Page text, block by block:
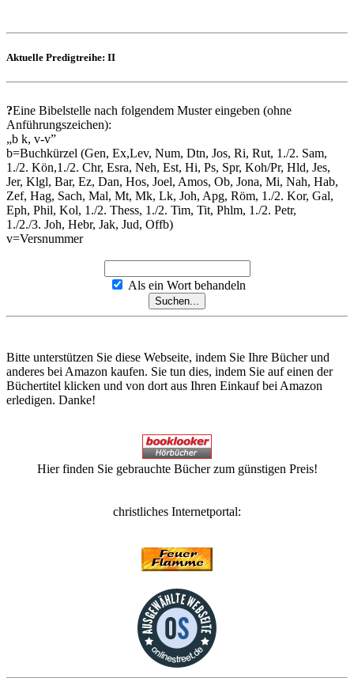
Aktuelle Predigtreihe: II
?Eine Bibelstelle nach folgendem Muster eingeben (ohne
Anführungszeichen):
„b k, v-v”
b=Buchkürzel (Gen, Ex,Lev, Num, Dtn, Jos, Ri, Rut, 1./2. Sam,
1./2. Kön,1./2. Chr, Esra, Neh, Est, Hi, Ps, Spr, Koh/Pr, Hld, Jes,
Jer, Klgl, Bar, Ez, Dan, Hos, Joel, Amos, Ob, Jona, Mi, Nah, Hab,
Zef, Hag, Sach, Mal, Mt, Mk, Lk, Joh, Apg, Röm, 1./2. Kor, Gal,
Eph, Phil, Kol, 1./2. Thess, 1./2. Tim, Tit, Phlm, 1./2. Petr,
1./2./3. Joh, Hebr, Jak, Jud, Offb)
v=Versnummer
Als ein Wort behandeln
Bitte unterstützen Sie diese Webseite, indem Sie Ihre Bücher und
anderes bei Amazon kaufen. Sie tun dies, indem Sie auf einen der
Büchertitel klicken und von dort aus Ihren Einkauf bei Amazon
erledigen. Danke!
Hier finden Sie gebrauchte Bücher zum günstigen Preis!
christliches Internetportal: